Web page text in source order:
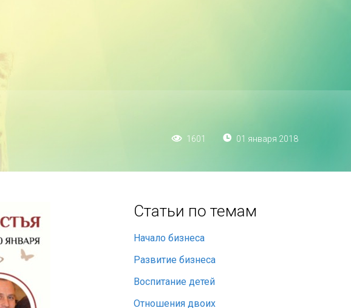
1601 01 января 2018
Статьи по темам
Начало бизнеса
Развитие бизнеса
Воспитание детей
Отношения двоих